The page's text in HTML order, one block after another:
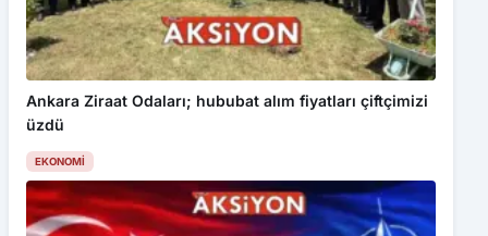
Ankara Ziraat Odaları; hububat alım fiyatları çiftçimizi
üzdü
EKONOMI